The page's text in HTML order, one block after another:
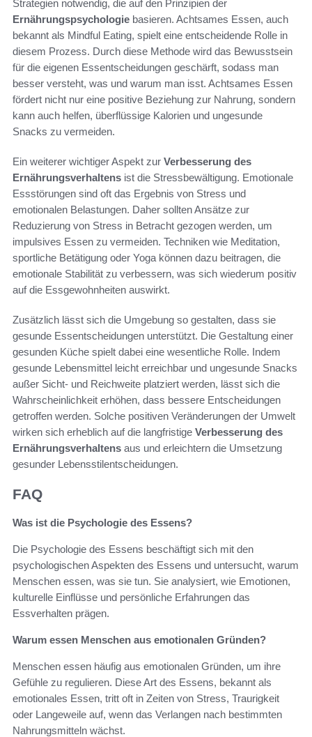
Strategien notwendig, die auf den Prinzipien der
Ernährungspsychologie basieren. Achtsames Essen, auch
bekannt als Mindful Eating, spielt eine entscheidende Rolle in
diesem Prozess. Durch diese Methode wird das Bewusstsein
für die eigenen Essentscheidungen geschärft, sodass man
besser versteht, was und warum man isst. Achtsames Essen
fördert nicht nur eine positive Beziehung zur Nahrung, sondern
kann auch helfen, überflüssige Kalorien und ungesunde
Snacks zu vermeiden.
Ein weiterer wichtiger Aspekt zur Verbesserung des
Ernährungsverhaltens ist die Stressbewältigung. Emotionale
Essstörungen sind oft das Ergebnis von Stress und
emotionalen Belastungen. Daher sollten Ansätze zur
Reduzierung von Stress in Betracht gezogen werden, um
impulsives Essen zu vermeiden. Techniken wie Meditation,
sportliche Betätigung oder Yoga können dazu beitragen, die
emotionale Stabilität zu verbessern, was sich wiederum positiv
auf die Essgewohnheiten auswirkt.
Zusätzlich lässt sich die Umgebung so gestalten, dass sie
gesunde Essentscheidungen unterstützt. Die Gestaltung einer
gesunden Küche spielt dabei eine wesentliche Rolle. Indem
gesunde Lebensmittel leicht erreichbar und ungesunde Snacks
außer Sicht- und Reichweite platziert werden, lässt sich die
Wahrscheinlichkeit erhöhen, dass bessere Entscheidungen
getroffen werden. Solche positiven Veränderungen der Umwelt
wirken sich erheblich auf die langfristige Verbesserung des
Ernährungsverhaltens aus und erleichtern die Umsetzung
gesunder Lebensstilentscheidungen.
FAQ
Was ist die Psychologie des Essens?
Die Psychologie des Essens beschäftigt sich mit den
psychologischen Aspekten des Essens und untersucht, warum
Menschen essen, was sie tun. Sie analysiert, wie Emotionen,
kulturelle Einflüsse und persönliche Erfahrungen das
Essverhalten prägen.
Warum essen Menschen aus emotionalen Gründen?
Menschen essen häufig aus emotionalen Gründen, um ihre
Gefühle zu regulieren. Diese Art des Essens, bekannt als
emotionales Essen, tritt oft in Zeiten von Stress, Traurigkeit
oder Langeweile auf, wenn das Verlangen nach bestimmten
Nahrungsmitteln wächst.